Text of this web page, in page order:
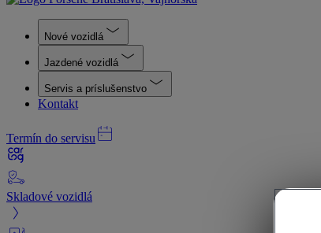
Nové vozidlá
Jazdené vozidlá
Servis a príslušenstvo
Kontakt
Termín do servisu
Skladové vozidlá